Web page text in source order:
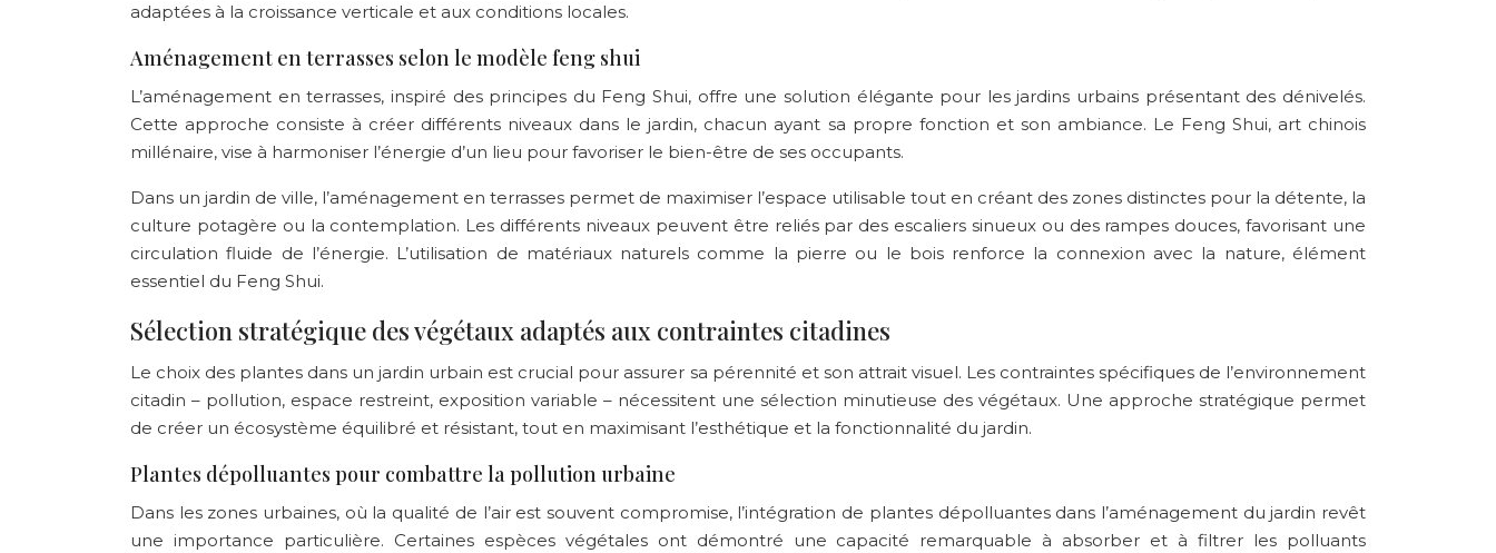
adaptées à la croissance verticale et aux conditions locales.
Aménagement en terrasses selon le modèle feng shui
L’aménagement en terrasses, inspiré des principes du Feng Shui, offre une solution élégante pour les jardins urbains présentant des dénivelés.
Cette approche consiste à créer différents niveaux dans le jardin, chacun ayant sa propre fonction et son ambiance. Le Feng Shui, art chinois
millénaire, vise à harmoniser l’énergie d’un lieu pour favoriser le bien-être de ses occupants.
Dans un jardin de ville, l’aménagement en terrasses permet de maximiser l’espace utilisable tout en créant des zones distinctes pour la détente, la
culture potagère ou la contemplation. Les différents niveaux peuvent être reliés par des escaliers sinueux ou des rampes douces, favorisant une
circulation fluide de l’énergie. L’utilisation de matériaux naturels comme la pierre ou le bois renforce la connexion avec la nature, élément
essentiel du Feng Shui.
Sélection stratégique des végétaux adaptés aux contraintes citadines
Le choix des plantes dans un jardin urbain est crucial pour assurer sa pérennité et son attrait visuel. Les contraintes spécifiques de l’environnement
citadin – pollution, espace restreint, exposition variable – nécessitent une sélection minutieuse des végétaux. Une approche stratégique permet
de créer un écosystème équilibré et résistant, tout en maximisant l’esthétique et la fonctionnalité du jardin.
Plantes dépolluantes pour combattre la pollution urbaine
Dans les zones urbaines, où la qualité de l’air est souvent compromise, l’intégration de plantes dépolluantes dans l’aménagement du jardin revêt
une importance particulière. Certaines espèces végétales ont démontré une capacité remarquable à absorber et à filtrer les polluants